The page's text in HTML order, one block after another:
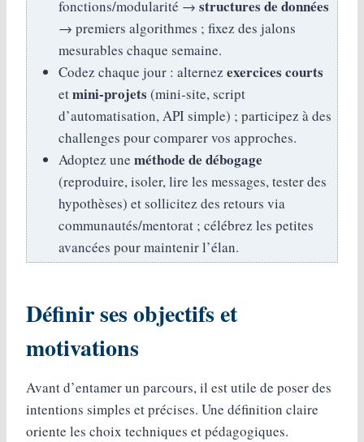
fonctions/modularité → structures de données
→ premiers algorithmes ; fixez des jalons
mesurables chaque semaine.
Codez chaque jour : alternez exercices courts
etmini‑projets (mini‑site, script
d’automatisation, API simple) ; participez à des
challenges pour comparer vos approches.
Adoptez une méthode de débogage
(reproduire, isoler, lire les messages, tester des
hypothèses) et sollicitez des retours via
communautés/mentorat ; célébrez les petites
avancées pour maintenir l’élan.
Définir ses objectifs et
motivations
Avant d’entamer un parcours, il est utile de poser des
intentions simples et précises. Une définition claire
oriente les choix techniques et pédagogiques.